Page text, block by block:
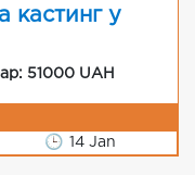
кастинг у
51000 UAH
🕒 14 Jan